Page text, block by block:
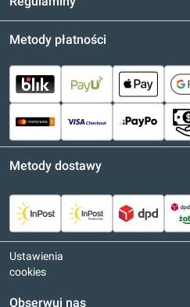
Metody płatności
Metody dostawy
Ustawienia
cookies
Obserwuj nas